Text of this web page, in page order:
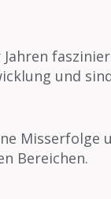
Jahren
und
Misserfolge
Bereichen.